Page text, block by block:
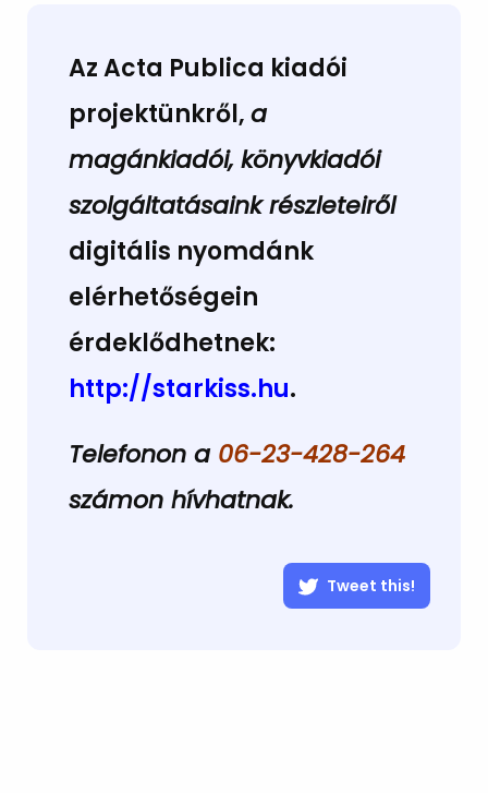
Az Acta Publica kiadói
projektünkről,a
magánkiadói, könyvkiadói
szolgáltatásaink részleteiről
digitális nyomdánk
elérhetőségein
érdeklődhetnek:
http://starkiss.hu.
Telefonon a 06-23-428-264
számon hívhatnak.
Tweet this!